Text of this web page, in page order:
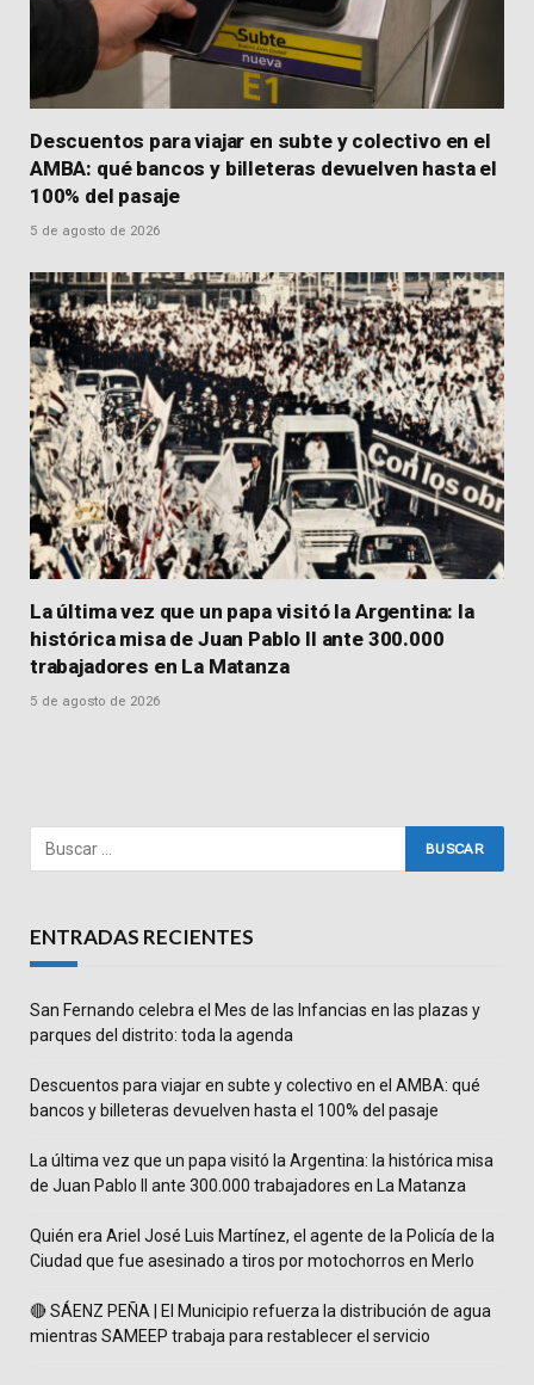
Descuentos para viajar en subte y colectivo en el
AMBA: qué bancos y billeteras devuelven hasta el
100% del pasaje
5 de agosto de 2026
La última vez que un papa visitó la Argentina: la
histórica misa de Juan Pablo II ante 300.000
trabajadores en La Matanza
5 de agosto de 2026
ENTRADAS RECIENTES
San Fernando celebra el Mes de las Infancias en las plazas y
parques del distrito: toda la agenda
Descuentos para viajar en subte y colectivo en el AMBA: qué
bancos y billeteras devuelven hasta el 100% del pasaje
La última vez que un papa visitó la Argentina: la histórica misa
de Juan Pablo II ante 300.000 trabajadores en La Matanza
Quién era Ariel José Luis Martínez, el agente de la Policía de la
Ciudad que fue asesinado a tiros por motochorros en Merlo
🔴 SÁENZ PEÑA | El Municipio refuerza la distribución de agua
mientras SAMEEP trabaja para restablecer el servicio